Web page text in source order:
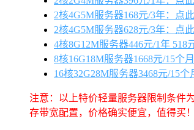
2核4G5M服务器168元/3年：点
2核4G5M服务器628元/3年：点
4核8G12M服务器446元/1年 518
8核16G18M服务器1668元/15个月
16核32G28M服务器3468元/15个
注意：以上特价轻量服务器限制条件
存带宽配置，价格确实便宜，值得买！